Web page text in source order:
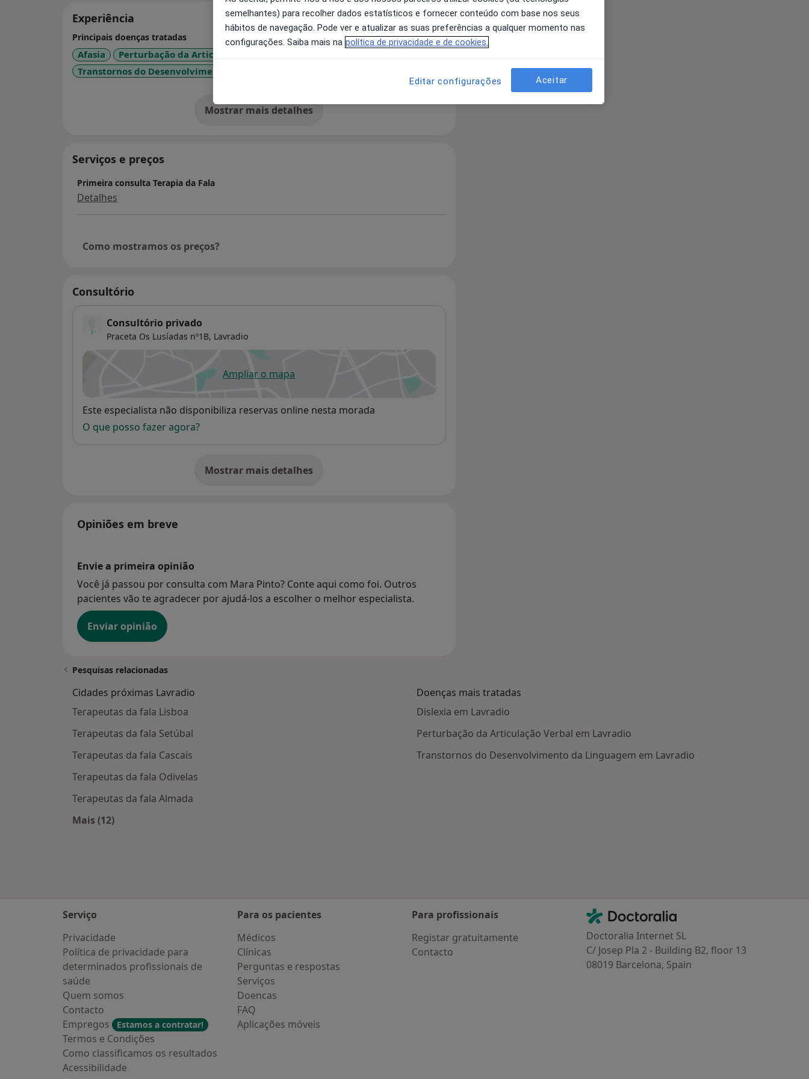
Experiência
Principais doenças tratadas
Afasia Perturbação da Articulação Verbal
Transtornos do Desenvolvimento da Linguagem
Mostrar mais detalhes
sobre a experiência
Serviços e preços
Primeira consulta Terapia da Fala
Detalhes
Como mostramos os preços?
Consultório
Consultório privado
Praceta Os Lusíadas nº1B, Lavradio
Ampliar o mapaabre num novo separador
Disponibilidade
Este especialista não disponibiliza reservas online nesta morada
O que posso fazer agora?
Mostrar mais detalhes
sobre o endereço
Opiniões em breve
Envie a primeira opinião
Você já passou por consulta com Mara Pinto? Conte aqui como foi. Outros
pacientes vão te agradecer por ajudá-los a escolher o melhor especialista.
Enviar opinião
Pesquisas relacionadas
Cidades próximas Lavradio
Terapeutas da fala Lisboa
Terapeutas da fala Setúbal
Terapeutas da fala Cascais
Terapeutas da fala Odivelas
Terapeutas da fala Almada
Mais (12)
Doenças mais tratadas
Dislexia em Lavradio
Perturbação da Articulação Verbal em Lavradio
Transtornos do Desenvolvimento da Linguagem em Lavradio
Serviço
Privacidade
Política de privacidade para
determinados profissionais de
saúde
Quem somos
Contacto
Empregos
Estamos a contratar!
Termos e Condições
Como classificamos os resultados
Acessibilidade
Para os pacientes
Médicos
Clínicas
Perguntas e respostas
Serviços
Doencas
FAQ
Aplicações móveis
Para profissionais
Registar gratuitamente
Contacto
Contacto
Doctoralia - Homepage
Doctoralia Internet SL
C/ Josep Pla 2 - Building B2, floor 13
08019 Barcelona, Spain
semelhantes) para recolher dados estatísticos e fornecer conteúdo com base nos seus
hábitos de navegação. Pode ver e atualizar as suas preferências a qualquer momento nas
configurações. Saiba mais na política de privacidade e de cookies.
Editar configurações Aceitar